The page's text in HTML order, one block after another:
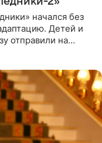
начался без
Детей и
отправили на